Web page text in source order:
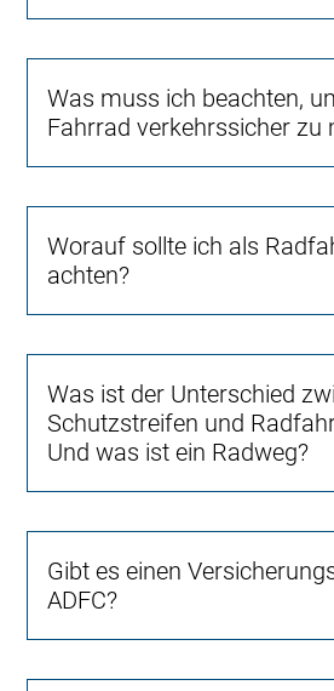
Was muss ich beachten,
Fahrrad verkehrssicher zu
Worauf sollte ich als
achten?
Was ist der Unterschied
Schutzstreifen und
Und was ist ein Radweg?
Gibt es einen
ADFC?